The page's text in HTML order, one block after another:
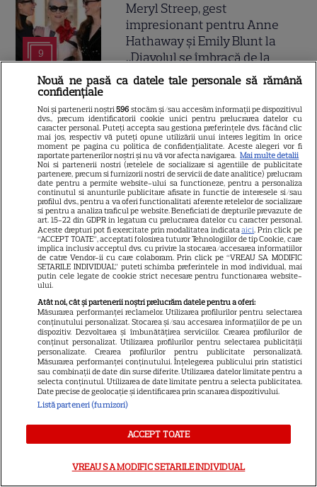
9
Meryl Streep, gest
impresionant pentru Anne
Hathaway și Emily Blunt la
„Diavolul se îmbracă de la
Prada 2”. Ce salarii ar fi primit
actrițele
13
VEDETE STRĂINE
Tom Holland, decizie radicală
pentru noul său film! Ce
promisiune a făcut actorul
după momentele virale în care
a făcut senzație prin dans
13
SKYSHOWTIME
Scarlett Johansson și Kristin
Scott Thomas, din nou mamă
și fiică pe ecran în „My
Mother's Wedding”. Când
apare filmul pe SkyShowtime
PRIME VIDEO
Jamie Campbell Bower, starul
din „Stranger Things”, intră în
universul „Stăpânul Inelelor”.
sezonul 3
Nouă ne pasă ca datele tale personale să rămână
confidențiale
Noi și partenerii noștri596 stocăm și/sau accesăm informații pe dispozitivul
dvs., precum identificatorii cookie unici pentru prelucrarea datelor cu
caracter personal. Puteți accepta sau gestiona preferințele dvs. făcând clic
mai jos, respectiv vă puteți opune utilizării unui interes legitim în orice
moment pe pagina cu politica de confidențialitate. Aceste alegeri vor fi
raportate partenerilor noștri și nu vă vor afecta navigarea. Mai multe detalii
Noi si partenerii nostri (retelele de socializare si agentiile de publicitate
partenere, precum si furnizorii nostri de servicii de date analitice) prelucram
date pentru a permite website-ului sa functioneze, pentru a personaliza
continutul si anunturile publicitare afisate in functie de interesele si/sau
profilul dvs., pentru a va oferi functionalitati aferente retelelor de socializare
si pentru a analiza traficul pe website. Beneficiati de drepturile prevazute de
art. 15-22 din GDPR in legatura cu prelucrarea datelor cu caracter personal.
Aceste drepturi pot fi exercitate prin modalitatea indicataaici. Prin click pe
“ACCEPT TOATE”, acceptati folosirea tuturor Tehnologiilor de tip Cookie, care
implica inclusiv acceptul dvs. cu privire la stocarea/accesarea informatiilor
de catre Vendor-ii cu care colaboram. Prin click pe “VREAU SA MODIFIC
SETARILE INDIVIDUAL” puteti schimba preferintele in mod individual, mai
putin cele legate de cookie strict necesare pentru functionarea website-
ului.
Atât noi, cât și partenerii noștri prelucrăm datele pentru a oferi:
Măsurarea performanței reclamelor. Utilizarea profilurilor pentru selectarea
conținutului personalizat. Stocarea și/sau accesarea informațiilor de pe un
dispozitiv. Dezvoltarea și îmbunătățirea serviciilor. Crearea profilurilor de
conținut personalizat. Utilizarea profilurilor pentru selectarea publicității
personalizate. Crearea profilurilor pentru publicitate personalizată.
Măsurarea performanței conținutului. Înțelegerea publicului prin statistici
sau combinații de date din surse diferite. Utilizarea datelor limitate pentru a
selecta conținutul. Utilizarea de date limitate pentru a selecta publicitatea.
Date precise de geolocație și identificarea prin scanarea dispozitivului.
Listă parteneri (furnizori)
ACCEPT TOATE
VREAU SA MODIFIC SETARILE INDIVIDUAL